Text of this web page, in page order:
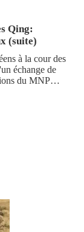
Qing:
(suite)
à la cour des
échange de